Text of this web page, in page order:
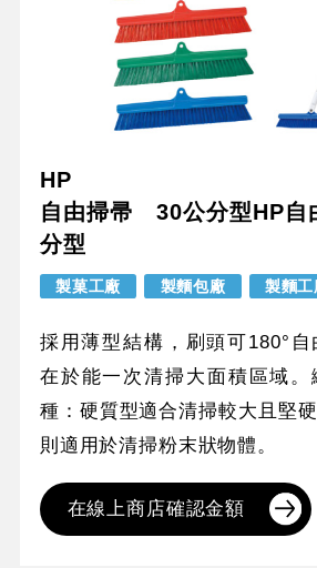
HP
自由掃帚 30公分型HP
分型
製菓工廠 製麵包廠 製麵工
採用薄型結構，刷頭可180°
在於能一次清掃大面積區域。
種：硬質型適合清掃較大且堅
則適用於清掃粉末狀物體。
在線上商店確認金額